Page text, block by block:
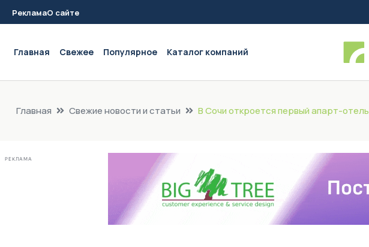
РекламаО сайте
Главная Свежее Популярное Каталог компаний
Главная Свежие новости и статьи В Сочи откроется первый апарт-отель
РЕКЛАМА